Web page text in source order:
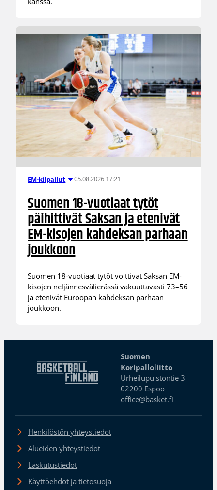
EM-kilpailut 05.08.2026 17:21
Suomen 18-vuotiaat tytöt
päihittivät Saksan ja etenivät
EM-kisojen kahdeksan parhaan
joukkoon
Suomen 18-vuotiaat tytöt voittivat Saksan EM-
kisojen neljännesvälierässä vakuuttavasti 73–56
ja etenivät Euroopan kahdeksan parhaan
joukkoon.
Suomen
Koripalloliitto
Urheilupuistontie 3
02200 Espoo
office@basket.fi
Henkilöstön yhteystiedot
Alueiden yhteystiedot
Laskutustiedot
Käyttöehdot ja tietosuoja